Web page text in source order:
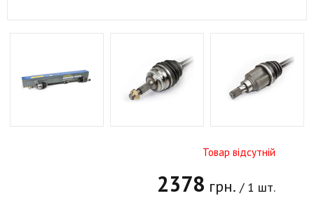
Товар відсутній
2378 грн. / 1 шт.